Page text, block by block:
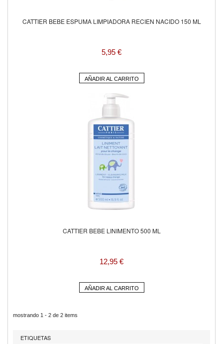
CATTIER BEBE ESPUMA LIMPIADORA RECIEN NACIDO 150 ML
5,95 €
AÑADIR AL CARRITO
CATTIER BEBE LINIMENTO 500 ML
12,95 €
AÑADIR AL CARRITO
mostrando 1 - 2 de 2 items
ETIQUETAS